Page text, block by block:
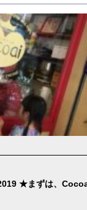
★まずは、